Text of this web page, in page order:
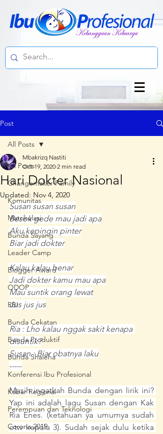
Post
All Posts
Changemaker Family
Komunitas
Matrikulasi
Bunda Sayang
Leader Camp
Blogger Award
ODOP
RBI
Bunda Cekatan
Bunda Produktif
Bunda Shaleha
Konferensi Ibu Profesional
Kabar Regional
Perempuan dan Teknologi
Corona 2019
All Posts
Hari Dokter Nasional
Mbakrizq Nastiti
Oct 19, 2020 2 min read
Updated: Nov 4, 2020
Susan susan susan
Besok gede mau jadi apa
Aku kepingin pinter
Biar jadi dokter
Kalau kalau benar
Jadi dokter kamu mau apa
Mau suntik orang lewat
Jus jus jus
Ria : Lho kalau nggak sakit kenapa
disuntik?
Susan : Biar obatnya laku
-----
Masih ingatkah Bunda dengan lirik ini?
Yap ini adalah lagu Susan dengan Kak
Ria Enes. (ketahuan ya umurnya sudah
otw kepala 3). Sudah sejak dulu ketika